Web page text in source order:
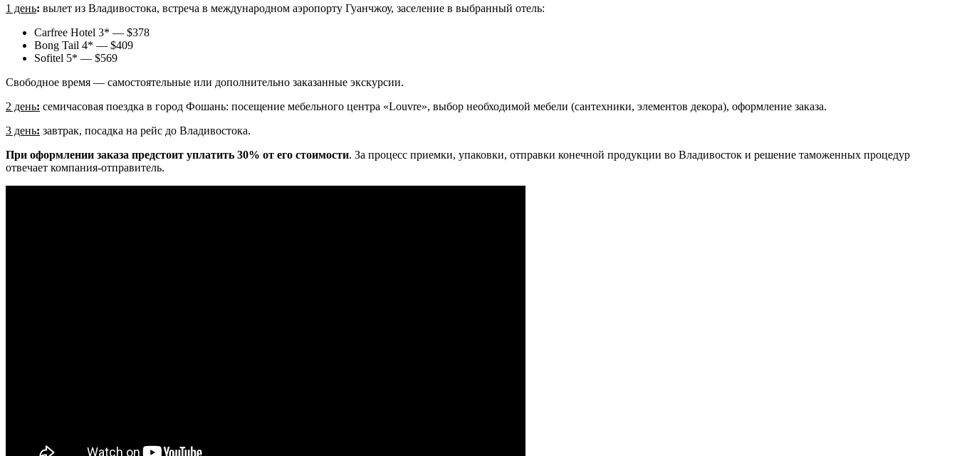
1 день: вылет из Владивостока, встреча в международном аэропорту Гуанчжоу, заселение в выбранный отель:
Carfree Hotel 3* — $378
Bong Tail 4* — $409
Sofitel 5* — $569
Свободное время — самостоятельные или дополнительно заказанные экскурсии.
2 день: семичасовая поездка в город Фошань: посещение мебельного центра «Louvre», выбор необходимой мебели (сантехники, элементов декора), оформление заказа.
3 день: завтрак, посадка на рейс до Владивостока.
При оформлении заказа предстоит уплатить 30% от его стоимости. За процесс приемки, упаковки, отправки конечной продукции во Владивосток и решение таможенных процедур
отвечает компания-отправитель.